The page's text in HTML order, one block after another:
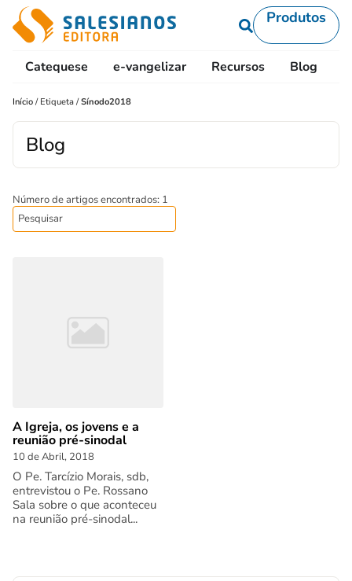
Produtos
Catequese e-vangelizar Recursos Blog
Início / Etiqueta /Sínodo2018
Blog
Número de artigos encontrados: 1
A Igreja, os jovens e a
reunião pré-sinodal
10 de Abril, 2018
O Pe. Tarcízio Morais, sdb,
entrevistou o Pe. Rossano
Sala sobre o que aconteceu
na reunião pré-sinodal...